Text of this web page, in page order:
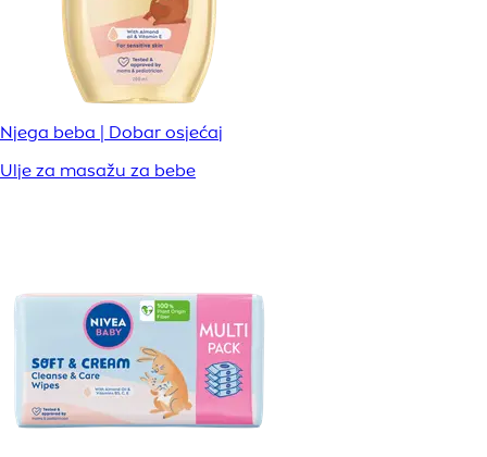
Njega beba | Dobar osjećaj
Ulje za masažu za bebe